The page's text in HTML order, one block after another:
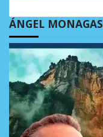
ÁNGEL MONAGAS